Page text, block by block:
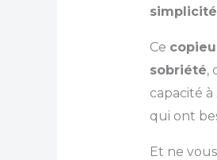
simplicité
Ce
sobriété,
capacité à
qui ont
Et ne